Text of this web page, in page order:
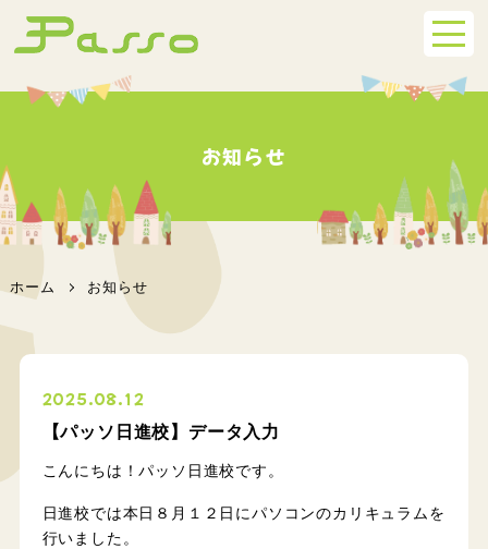
お知らせ
ホーム お知らせ
2025.08.12
【パッソ日進校】データ入力
こんにちは！パッソ日進校です。
日進校では本日８月１２日にパソコンのカリキュラムを
行いました。